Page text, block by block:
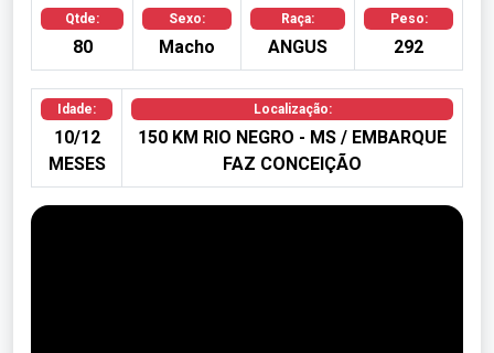
Qtde:
80
Sexo:
Macho
Raça:
ANGUS
Peso:
292
Idade:
10/12
MESES
Localização:
150 KM RIO NEGRO - MS / EMBARQUE
FAZ CONCEIÇÃO